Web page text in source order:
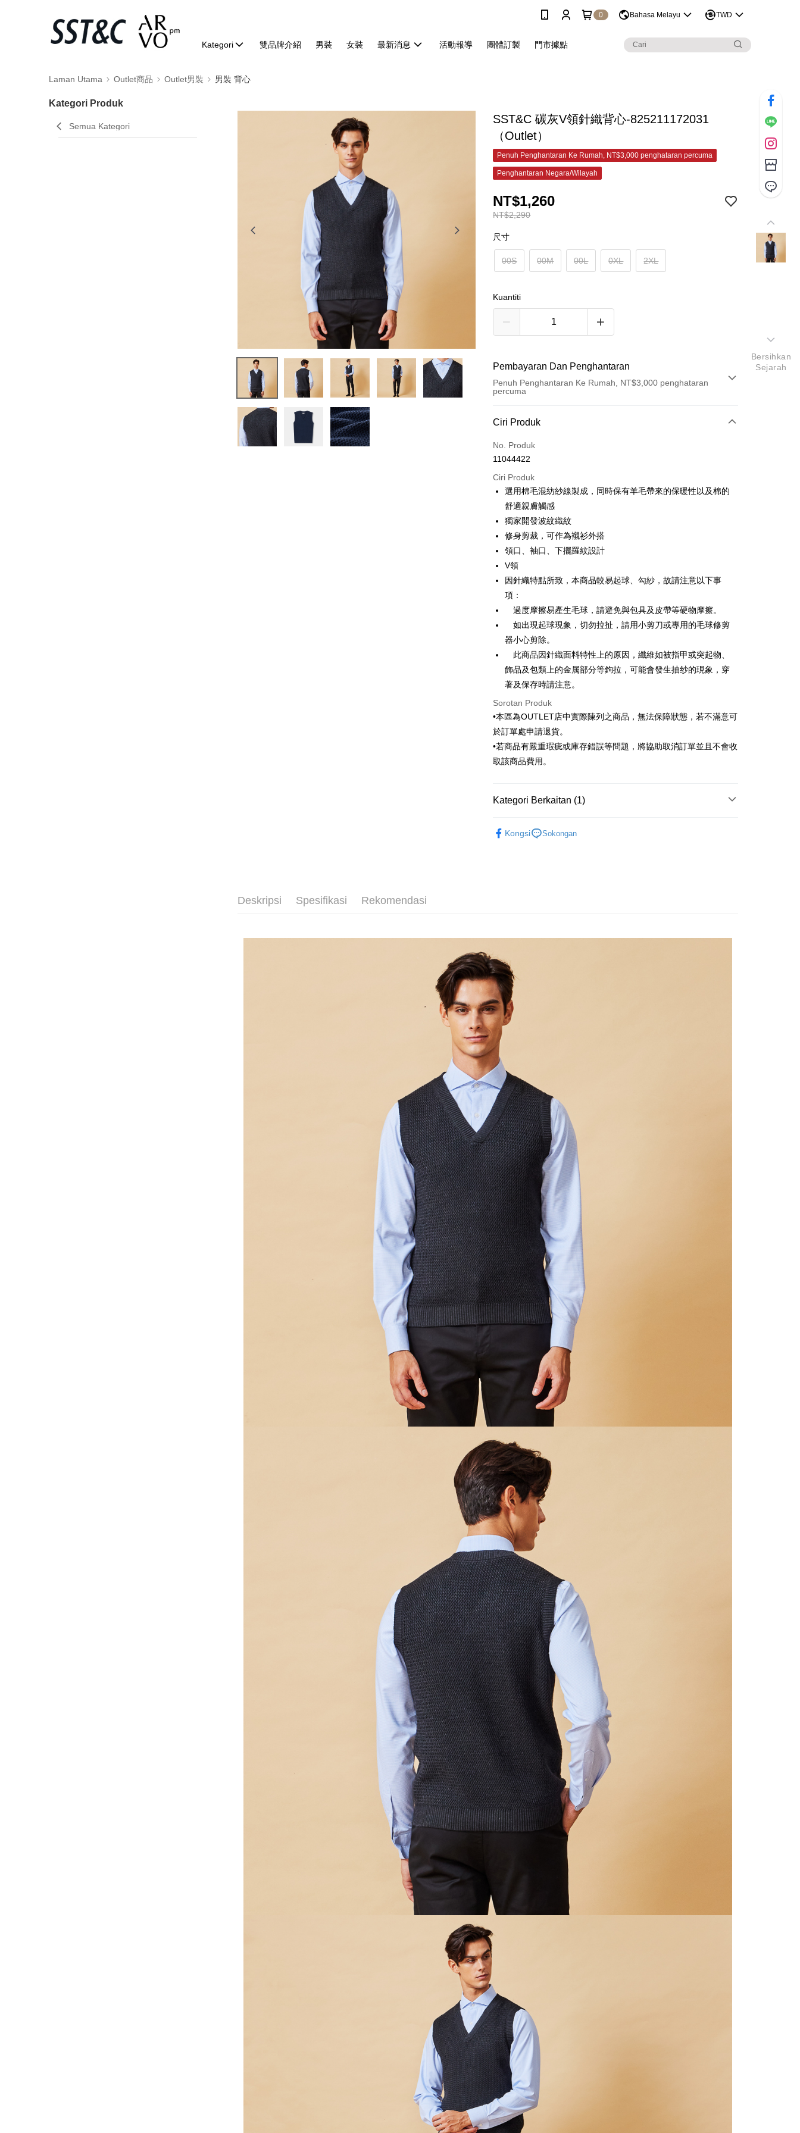
0 Bahasa Melayu TWD
Kategori 雙品牌介紹 男裝 女裝 最新消息 活動報導 團體訂製 門市據點
Laman Utama Outlet商品 Outlet男裝 男裝 背心
Kategori Produk
Semua Kategori
SST&C 碳灰V領針織背心-825211172031
（Outlet）
Penuh Penghantaran Ke Rumah, NT$3,000 penghataran percuma
Penghantaran Negara/Wilayah
NT$2,290
NT$1,260
尺寸
00S 00M 00L 0XL 2XL
Kuantiti
Pembayaran Dan Penghantaran
Penuh Penghantaran Ke Rumah, NT$3,000 penghataran
percuma
Kaedah Pembayaran
Kad Kredit (Bayaran Penuh)
Ansuran Kad Kredit
3 ansuran pada kadar faedah 0,
21 Bank
Taiwan Cooperative Bank
Bank
The Shanghai
Commercial & Savings
Bank
Bank Cathay United
Mega International
Bank
HSBC Bank (Taiwan)
Limited
Hwatai Bank
Union Bank of Taiwan
Far Eastern International
Bank
Yuanta Commercial Bank
Bank SinoPac
Bank Komersial E.SUN
Bank Antarabangsa
Taishin
Syarikat Kad Kredit
Rakuten Taiwan
6 ansuran pada kadar faedah 0,
ansuran
Taiwan Cooperative Bank
Hua Nan Commercial Bank
Savings Bank
Bank Cathay United
Mega International Commercial
Taiwan Business Bank
Taichung Commercial Bank
HSBC Bank (Taiwan) Limited
Hwatai Bank
Yuanta Commercial Bank
Bank Komersial E.SUN
DBS Bank
Bank Antarabangsa Taishin
Bank CTBC
Syarikat Kad Kredit Rakuten
LINE Pay
JKOPAY
Google Pay
Pemindahan ATM
Pilihan Penghantaran
新竹物流宅配
NT$120/pesanan | Penghantaran percuma untuk pesanan
NT$3,000 atau lebih
新竹物流離島宅配
Ciri Produk
No. Produk
11044422
Ciri Produk
選用棉毛混紡紗線製成，同時保有羊毛帶來的保暖性以及棉的
舒適親膚觸感
獨家開發波紋織紋
修身剪裁，可作為襯衫外搭
領口、袖口、下擺羅紋設計
V領
因針織特點所致，本商品較易起球、勾紗，故請注意以下事
項：
過度摩擦易產生毛球，請避免與包具及皮帶等硬物摩擦。
如出現起球現象，切勿拉扯，請用小剪刀或專用的毛球修剪
器小心剪除。
此商品因針織面料特性上的原因，纖維如被指甲或突起物、
飾品及包類上的金属部分等鉤拉，可能會發生抽纱的現象，穿
著及保存時請注意。
Sorotan Produk
•本區為OUTLET店中實際陳列之商品，無法保障狀態，若不滿意可
於訂單處申請退貨。
•若商品有嚴重瑕疵或庫存錯誤等問題，將協助取消訂單並且不會收
取該商品費用。
Kategori Berkaitan (1)
Kongsi
Sokongan
Deskripsi Spesifikasi Rekomendasi
Bersihkan
Sejarah